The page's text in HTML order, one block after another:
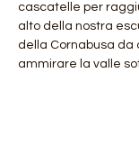
cascatelle per
alto della nostra
della Cornabusa da
ammirare la valle